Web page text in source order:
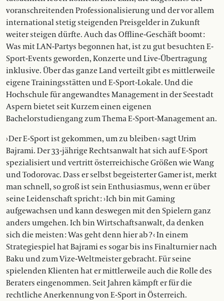
voranschreitenden Professionalisierung und der vor allem
international stetig steigenden Preisgelder in Zukunft
weiter steigen dürfte. Auch das Offline-Geschäft boomt :
Was mit LAN-Partys begonnen hat, ist zu gut besuchten E-
Sport-Events geworden, Konzerte und Live-Übertragung
inklusive. Über das ganze Land verteilt gibt es mittlerweile
eigene Trainingsstätten und E-Sport-Lokale. Und die
Hochschule für angewandtes Management in der Seestadt
Aspern bietet seit Kurzem einen eigenen
Bachelorstudiengang zum Thema E-Sport-Management an.
› Der E-Sport ist gekommen, um zu bleiben ‹ sagt Urim
Bajrami. Der 33-jährige Rechtsanwalt hat sich auf E-Sport
spezialisiert und vertritt österreichische Größen wie Wang
und Todorovac. Dass er selbst begeisterter Gamer ist, merkt
man schnell, so groß ist sein Enthusiasmus, wenn er über
seine Leidenschaft spricht : › Ich bin mit Gaming
aufgewachsen und kann deswegen mit den Spielern ganz
anders umgehen. Ich bin Wirtschaftsanwalt, da denken
sich die meisten : Was geht denn hier ab ? ‹ In einem
Strategiespiel hat Bajrami es sogar bis ins Finalturnier nach
Baku und zum Vize-Weltmeister gebracht. Für seine
spielenden Klienten hat er mittlerweile auch die Rolle des
Beraters eingenommen. Seit Jahren kämpft er für die
rechtliche Anerkennung von E-Sport in Österreich.